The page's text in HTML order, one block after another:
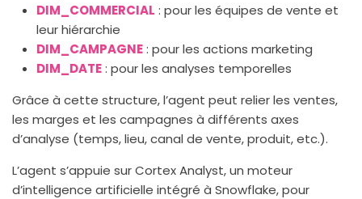
DIM_COMMERCIAL : pour les équipes de vente et
leur hiérarchie
DIM_CAMPAGNE: pour les actions marketing
DIM_DATE: pour les analyses temporelles
Grâce à cette structure, l’agent peut relier les ventes,
les marges et les campagnes à différents axes
d’analyse (temps, lieu, canal de vente, produit, etc.).
L’agent s’appuie sur Cortex Analyst, un moteur
d’intelligence artificielle intégré à Snowflake, pour